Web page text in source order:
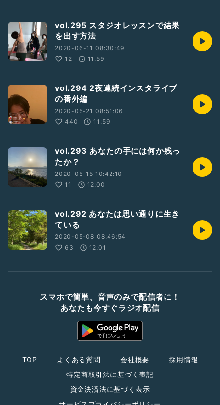
vol.295 スタジオレッスンで結果
を出す方法
2020-06-11 08:30:49
12
11:59
vol.294 2夜連続インスタライブ
の番外編
2020-05-21 08:51:06
440
11:59
vol.293 あなたの手には何か残っ
たか？
2020-05-15 10:42:10
11
12:00
vol.292 あなたは思い通りに生き
ている
2020-05-08 08:46:54
63
12:01
スマホで簡単、音声のみで配信者に！
あなたも今すぐラジオ配信
TOP よくある質問 会社概要
採用情報
特定商取引法に基づく表記
資金決済法に基づく表示